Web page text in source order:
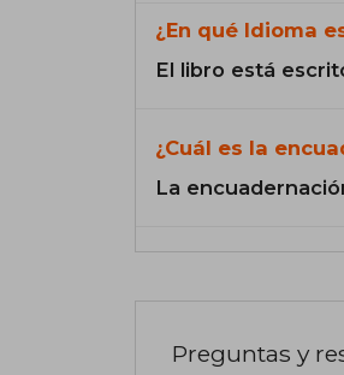
¿En qué Idioma
El libro está
¿Cuál es la
La
Preguntas y